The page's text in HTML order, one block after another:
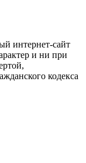
интернет-сайт
и ни при
кодекса